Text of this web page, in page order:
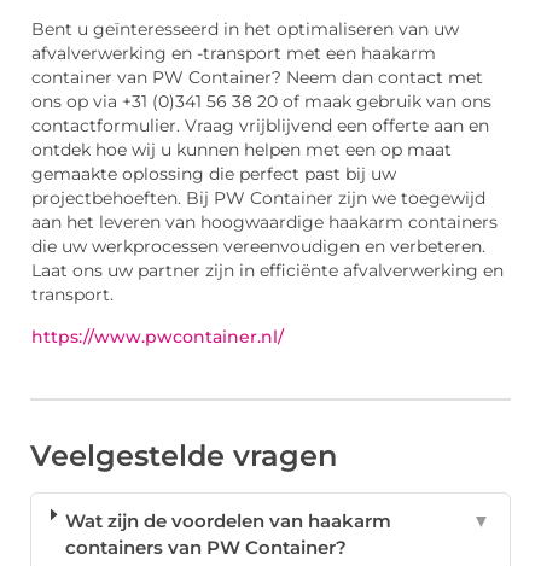
Bent u geïnteresseerd in het optimaliseren van uw
afvalverwerking en -transport met een haakarm
container van PW Container? Neem dan contact met
ons op via +31 (0)341 56 38 20 of maak gebruik van ons
contactformulier. Vraag vrijblijvend een offerte aan en
ontdek hoe wij u kunnen helpen met een op maat
gemaakte oplossing die perfect past bij uw
projectbehoeften. Bij PW Container zijn we toegewijd
aan het leveren van hoogwaardige haakarm containers
die uw werkprocessen vereenvoudigen en verbeteren.
Laat ons uw partner zijn in efficiënte afvalverwerking en
transport.
https://www.pwcontainer.nl/
Veelgestelde vragen
Wat zijn de voordelen van haakarm
containers van PW Container?
▼